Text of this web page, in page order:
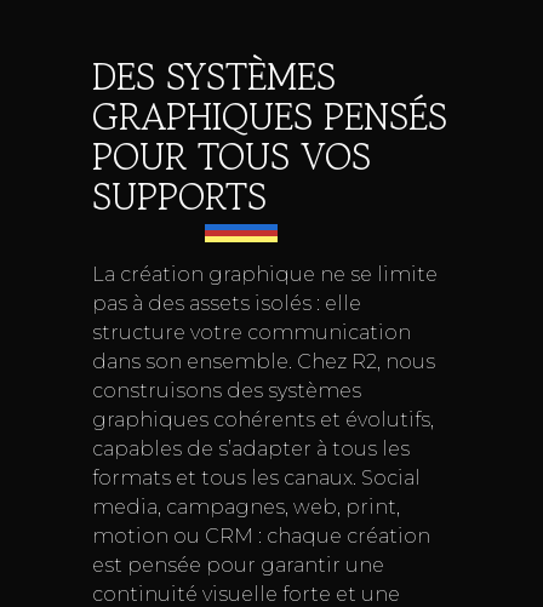
DES SYSTÈMES
GRAPHIQUES PENSÉS
POUR TOUS VOS
SUPPORTS
La création graphique ne se limite
pas à des assets isolés : elle
structure votre communication
dans son ensemble. Chez R2, nous
construisons des systèmes
graphiques cohérents et évolutifs,
capables de s’adapter à tous les
formats et tous les canaux. Social
media, campagnes, web, print,
motion ou CRM : chaque création
est pensée pour garantir une
continuité visuelle forte et une